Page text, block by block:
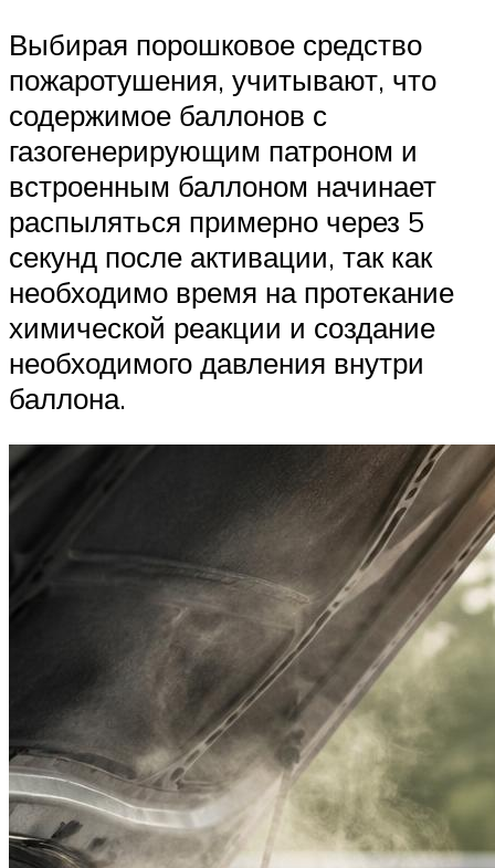
Выбирая порошковое средство
пожаротушения, учитывают, что
содержимое баллонов с
газогенерирующим патроном и
встроенным баллоном начинает
распыляться примерно через 5
секунд после активации, так как
необходимо время на протекание
химической реакции и создание
необходимого давления внутри
баллона.